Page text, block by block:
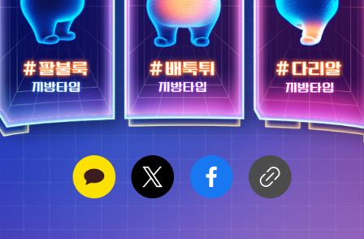
개인정보 수집동의[보기]
마케팅(이벤트 정보수신 등) 사용동의(선택)